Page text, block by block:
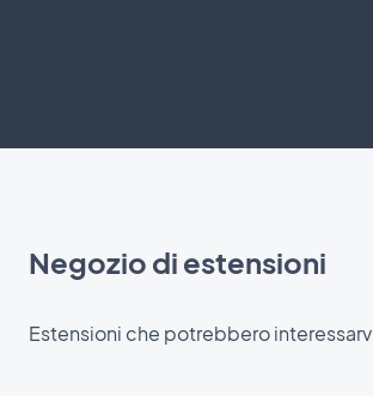
Negozio di estensioni
Estensioni che potrebbero